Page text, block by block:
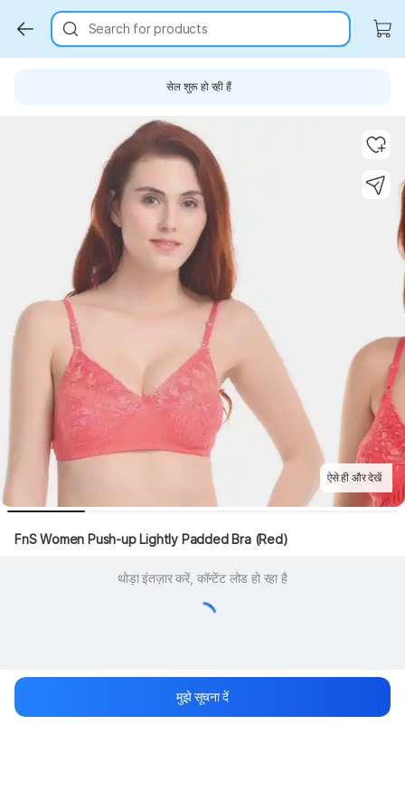
Search for products
सेल शुरू हो रही हैं
ऐसे ही और देखें
FnS Women Push-up Lightly Padded Bra (Red)
थोड़ा इंतज़ार करें, कॉन्टेंट लोड हो रहा है
मुझे सूचना दें